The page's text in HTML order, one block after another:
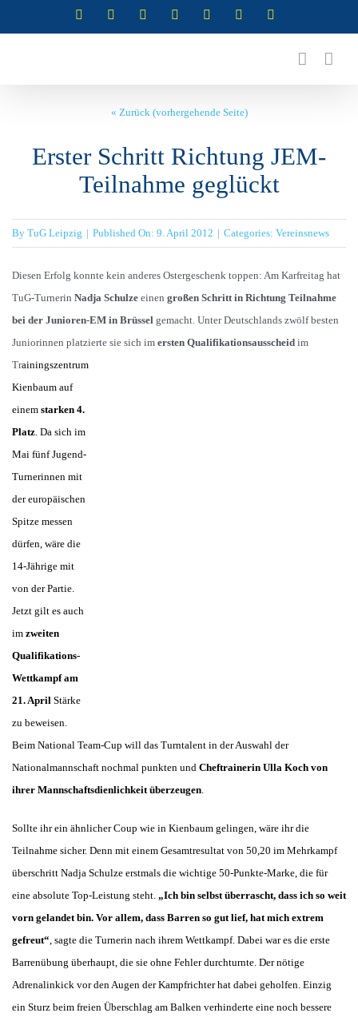
Inhalt
InstagramInstagramInstagramInstagramFacebook
« Zurück (vorhergehende Seite)
Erster Schritt Richtung JEM-
Teilnahme geglückt
By TuG Leipzig | Published On: 9. April 2012 | Categories: Vereinsnews
Diesen Erfolg konnte kein anderes Ostergeschenk toppen: Am Karfreitag hat
TuG-Turnerin Nadja Schulzeeinen großen Schritt in Richtung Teilnahme
bei der Junioren-EM in Brüsselgemacht. Unter Deutschlands zwölf besten
Juniorinnen platzierte sie sich im ersten Qualifikationsausscheidim
Trainingszentrum
Kienbaum auf
einem starken 4.
Platz. Da sich im
Mai fünf Jugend-
Turnerinnen mit
der europäischen
Spitze messen
dürfen, wäre die
14-Jährige mit
von der Partie.
Jetzt gilt es auch
im zweiten
Qualifikations-
Wettkampf am
21. AprilStärke
zu beweisen.
Beim National Team-Cup will das Turntalent in der Auswahl der
Nationalmannschaft nochmal punkten und Cheftrainerin Ulla Koch von
ihrer Mannschaftsdienlichkeit überzeugen.
Sollte ihr ein ähnlicher Coup wie in Kienbaum gelingen, wäre ihr die
Teilnahme sicher. Denn mit einem Gesamtresultat von 50,20 im Mehrkampf
überschritt Nadja Schulze erstmals die wichtige 50-Punkte-Marke, die für
eine absolute Top-Leistung steht. „Ich bin selbst überrascht, dass ich so weit
vorn gelandet bin. Vor allem, dass Barren so gut lief, hat mich extrem
gefreut“, sagte die Turnerin nach ihrem Wettkampf. Dabei war es die erste
Barrenübung überhaupt, die sie ohne Fehler durchturnte. Der nötige
Adrenalinkick vor den Augen der Kampfrichter hat dabei geholfen. Einzig
ein Sturz beim freien Überschlag am Balken verhinderte eine noch bessere